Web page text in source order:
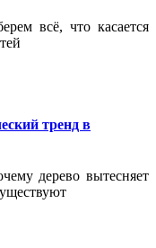
всё, что касается
тренд в
дерево вытесняет